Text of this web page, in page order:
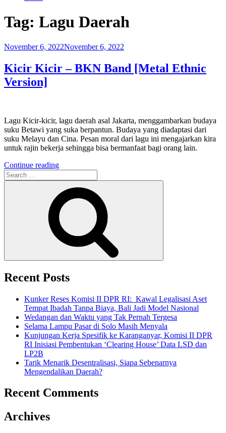
Tag: Lagu Daerah
Posted
November 6, 2022November 6, 2022
Kicir Kicir – BKN Band [Metal Ethnic
Version]
Lagu Kicir-kicir, lagu daerah asal Jakarta, menggambarkan budaya
suku Betawi yang suka berpantun. Budaya yang diadaptasi dari
suku Melayu dan Cina. Pesan moral dari lagu ini mengajarkan kira
untuk rajin bekerja sehingga bisa bermanfaat bagi orang lain.
Continue reading“Kicir
–
BKN
Band
[Metal
Ethnic
Version]”
Search
for:
Recent Posts
Kunker Reses Komisi II DPR RI: Kawal Legalisasi Aset
Tempat Ibadah Tanpa Biaya, Bali Jadi Model Nasional
Wedangan dan Waktu yang Tak Pernah Tergesa
Selama Lampu Pasar di Solo Masih Menyala
Kunjungan Kerja Spesifik ke Karanganyar, Komisi II DPR
RI Inisiasi Pembentukan ‘Clearing House’ Data LSD dan
LP2B
Tarik Menarik Desentralisasi, Siapa Sebenarnya
Mengendalikan Daerah?
Recent Comments
Archives